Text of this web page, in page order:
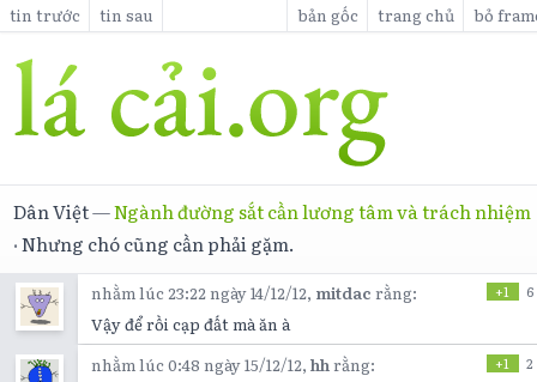
tin trước tin sau bản gốc trang chủ bỏ
Dân Việt—Ngành đường sắt cần lương tâm và trách nhiệm
·Nhưng chó cũng cần phải gặm.
nhằm lúc 23:22 ngày 14/12/12, mitdac rằng: +1 6
Vậy để rồi cạp đất mà ăn à
nhằm lúc 0:48 ngày 15/12/12,hh rằng: +1 2